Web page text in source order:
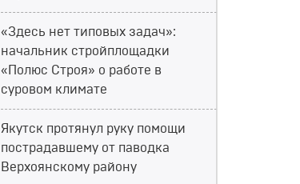
«Здесь нет типовых задач»:
начальник стройплощадки
«Полюс Строя» о работе в
суровом климате
Якутск протянул руку помощи
пострадавшему от паводка
Верхоянскому району